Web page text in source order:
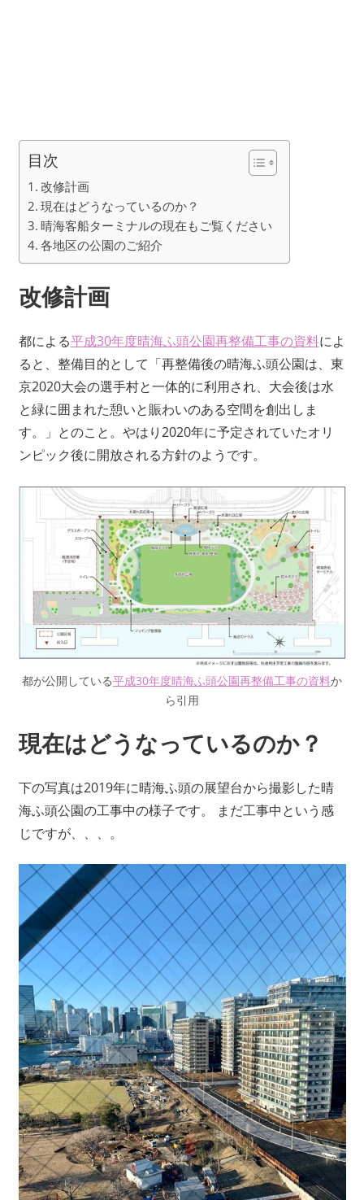
目次
改修計画
現在はどうなっているのか？
晴海客船ターミナルの現在もご覧ください
各地区の公園のご紹介
改修計画
都による平成30年度晴海ふ頭公園再整備工事の資料によ
ると、整備目的として「再整備後の晴海ふ頭公園は、東
京2020大会の選手村と一体的に利用され、大会後は水
と緑に囲まれた憩いと賑わいのある空間を創出しま
す。」とのこと。やはり2020年に予定されていたオリ
ンピック後に開放される方針のようです。
都が公開している平成30年度晴海ふ頭公園再整備工事の資料か
ら引用
現在はどうなっているのか？
下の写真は2019年に晴海ふ頭の展望台から撮影した晴
海ふ頭公園の工事中の様子です。 まだ工事中という感
じですが、、、。